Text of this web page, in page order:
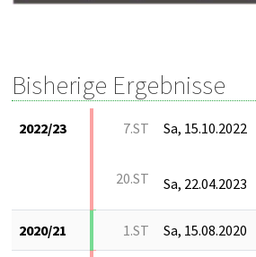
Bisherige Ergebnisse
2022/23 7.ST Sa, 15.10.2022
20.ST Sa, 22.04.2023
2020/21 1.ST Sa, 15.08.2020